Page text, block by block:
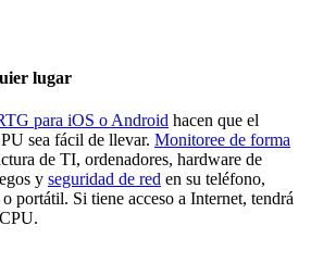
lugar
para iOS o Android hacen que el
sea fácil de llevar. Monitoree de forma
de TI, ordenadores, hardware de
y seguridad de red en su teléfono,
portátil. Si tiene acceso a Internet, tendrá